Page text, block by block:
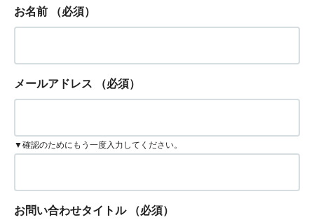
お名前 （必須）
メールアドレス （必須）
▼確認のためにもう一度入力してください。
お問い合わせタイトル （必須）